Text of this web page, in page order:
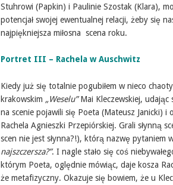
Stuhrowi (Papkin) i Paulinie Szostak (Klara),
potencjał swojej ewentualnej relacji, żeby się
najpiękniejsza miłosna scena roku.
Portret III – Rachela w Auschwitz
Kiedy już się totalnie pogubiłem w nieco
krakowskim „Weselu”Mai Kleczewskiej, udając
na scenie pojawili się Poeta (Mateusz Janicki) i
Rachela Agnieszki Przepiórskiej. Grali słynną
scen nie jest słynna?!), którą nazwę pytaniem
najszczersza?”. I nagle stało się coś
którym Poeta, oględnie mówiąc, daje kosza
że metafizyczny. Okazuje się bowiem, że u